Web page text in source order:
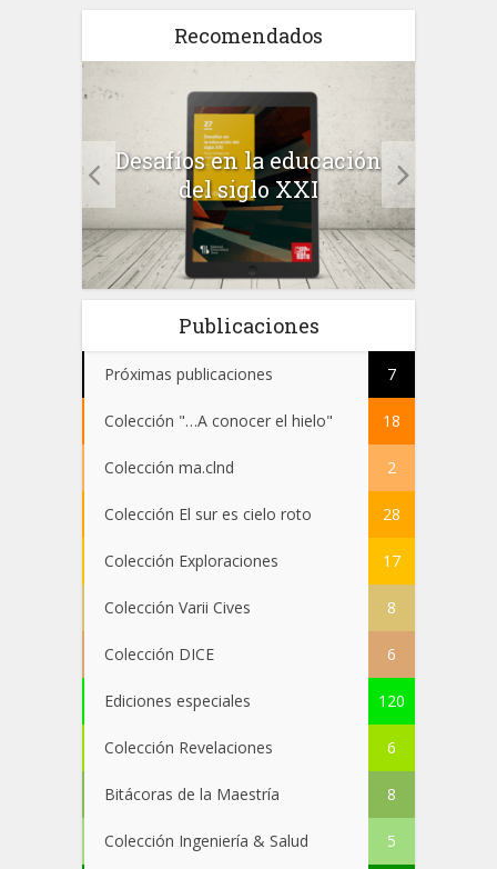
Recomendados
Desafíos en la educación
del siglo XXI
Publicaciones
Próximas publicaciones 7
Colección "…A conocer el hielo" 18
Colección ma.clnd 2
Colección El sur es cielo roto 28
Colección Exploraciones 17
Colección Varii Cives 8
Colección DICE 6
Ediciones especiales 120
Colección Revelaciones 6
Bitácoras de la Maestría 8
Colección Ingeniería & Salud 5